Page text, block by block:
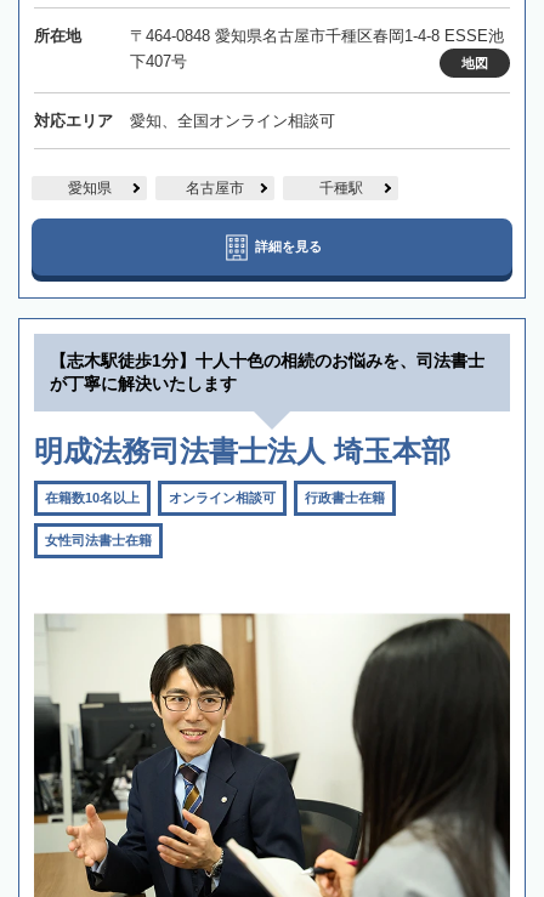
所在地
〒464-0848 愛知県名古屋市千種区春岡1-4-8 ESSE池
下407号
地図
対応エリア 愛知、全国オンライン相談可
愛知県 名古屋市 千種駅
詳細を見る
【志木駅徒歩1分】十人十色の相続のお悩みを、司法書士
が丁寧に解決いたします
明成法務司法書士法人 埼玉本部
在籍数10名以上 オンライン相談可 行政書士在籍
女性司法書士在籍